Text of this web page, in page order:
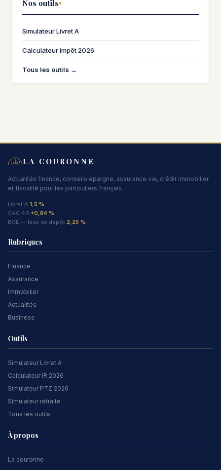
Nos outils
Simulateur Livret A
Calculateur impôt 2026
Tous les outils →
LA COURONNE
Actualités finance, conseils épargne, assurance vie, crédit immobilier
et fiscalité pour les particuliers français.
Livret A 1,5 %
CAC 40 +0,84 %
BCE — taux de dépôt 2,25 %
Rubriques
Finance
Assurance
Immobilier
Actualités
Business
Outils
Simulateur Livret A
Calculateur IR 2026
Simulateur PTZ 2026
Simulateur retraite
Tous les outils
À propos
La couronne